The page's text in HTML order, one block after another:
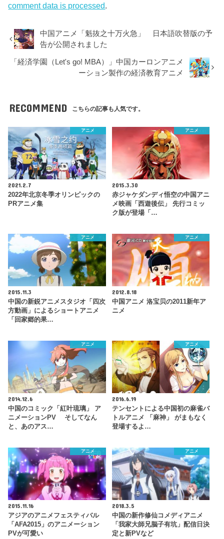
comment data is processed.
中国アニメ「魁抜之十万火急」 日本語吹替版の予
告が公開されました
「経済学園（Let's go! MBA）」中国カーロンアニメ
ーション製作の経済教育アニメ
RECOMMEND こちらの記事も人気です。
アニメ
2021.2.7
2022年北京冬季オリンピックの
PRアニメ集
アニメ
2015.3.30
赤ジャケダンディ悟空の中国アニ
メ映画「西遊後伝」 先行コミッ
ク版が登場「…
アニメ
2015.11.3
中国の新鋭アニメスタジオ「四次
方動画」によるショートアニメ
「回家郷的果…
アニメ
2012.8.18
中国アニメ 洛宝贝の2011新年ア
ニメ
アニメ
2014.12.6
中国のコミック「紅叶琉璃」 ア
ニメーションPV そしてなん
と、あのアス…
アニメ
2016.6.19
テンセントによる中国初の麻雀バ
トルアニメ 「麻神」 がまもなく
登場するよ…
アニメ
2015.11.16
アジアのアニメフェスティバル
「AFA2015」のアニメーション
PVが可愛い
アニメ
2018.3.5
中国の新作修仙コメディアニメ
「我家大師兄脳子有坑」配信日決
定と新PVなど